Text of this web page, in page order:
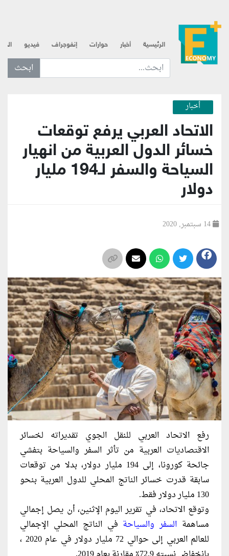
الرئيسية أخبار حوارات إنفوجراف فيديو
ابحث عن... :
أخبار
الاتحاد العربي يرفع توقعات
خسائر الدول العربية من انهيار
السياحة والسفر لـ194 مليار
دولار
رفع الاتحاد العربي للنقل الجوي تقديراته لخسائر
الاقتصاديات العربية من تأثر السفر والسياحة بتفشي
جائحة كورونا، إلى 194 مليار دولار، بدلا من توقعات
سابقة قدرت خسائر الناتج المحلي للدول العربية بنحو
130 مليار دولار فقط.
وتوقع الاتحاد، في تقرير اليوم الإثنين، أن يصل إجمالي
مساهمة السفر والسياحة في الناتج المحلي الإجمالي
للعالم العربي إلى حوالي 72 مليار دولار في عام 2020 ،